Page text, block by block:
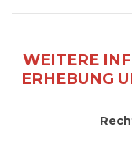
WEITERE
ERHEBUNG